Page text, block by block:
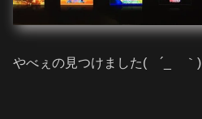
やべぇの見つけました( ´_ゝ｀)